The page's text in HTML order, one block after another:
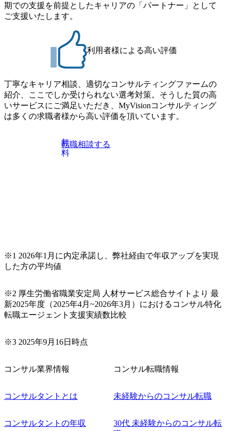
細な場所については参加者の方へ個別でご連絡いたしま
す。 コンサルファームにてマネージャー以上の職務を担当
BTIEMOnWUWREjOFLO1IL1KPEi4dgCbb Forbes JAPAN Bra
ndVoice Studio 「求めるのは、競争と連帯 。IT特化の急成長
ファーム・Dirbatoの社員支援」 https://forbesjapan.com/articles/
detail/69848 MyViision企業インタビュー① https://my-vision.co.
jp/consulting-firm/dirbato/interview01 MyViision企業インタビュ
ー② https://my-vision.co.jp/consulting-firm/dirbato/interview02 20
26年8月18日(火) 19:00開始～最長20:00終了 2026年8月13日
(木) 16:00 当日はDirbatoの現役トップコンサルタントが業界
動向を踏まえ、コンサルティング市場の最新トレンドをお
伝えいたします。コンサルティング業界への転職を迷われ
ている方や情報収集を行いたい方のご参加も歓迎です。更
ンサルタントも登壇しますので、当社へ気になることや転
職後のご不安な事はその場でご質問いただけますので、ぜ
承ください。 【服装・持ち物】 ・特になし カジュアルな服
装でご参加ください。 【募集ポジション】 ITコンサルタン
定 ・全社デジタルトランスフォーメーション企画構想 ・業
務/組織/システムの現状分析/RPA選定/導入/実装 ・プライベ
ート/パブリッククラウド導入 ・AI活用による業務効率化/
企画 ・Disruptive Technologyを活用した新規事業の立案/推
上げていきたい ・サービスやソリューションに捉われず、
でのプロジェクトに参画し、自身のスキルアップを図りた
規事業開発にも興味があり、ゆくゆくはチャレンジしてみ
期での支援を前提としたキャリアの「パートナー」として
ご支援いたします。
利用者様による高い評価
丁寧なキャリア相談、適切なコンサルティングファームの
紹介、ここでしか受けられない選考対策。そうした質の高
いサービスにご満足いただき、MyVisionコンサルティング
は多くの求職者様から高い評価を頂いています。
無
料
転職相談する
※1 2026年1月に内定承諾し、弊社経由で年収アップを実現
した方の平均値
※2 厚生労働省職業安定局 人材サービス総合サイトより 最
新2025年度（2025年4月~2026年3月）におけるコンサル特化
転職エージェント支援実績数比較
※3 2025年9月16日時点
コンサル業界情報
コンサルタントとは
コンサルタントの年収
コンサル転職情報
未経験からのコンサル転職
30代 未経験からのコンサル転